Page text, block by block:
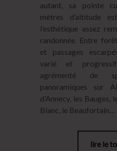
autant, sa pointe
mètres d’altitude
l’esthétique assez
randonnée. Entre
et passages
varié et
agrémenté de
panoramiques sur
d’Annecy, les
Blanc, le Beaufortain…
lire le